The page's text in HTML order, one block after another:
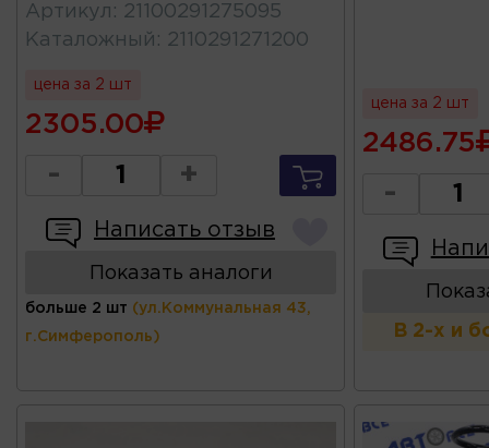
Артикул : 21100291275095
Каталожный : 2110291271200
цена за 2 шт
2305.00
- +
Написать отзыв
Показать аналоги
больше 2 шт (ул.Коммунальная 43,
г.Симферополь)
цена за 2 шт
2486.75
-
В 2-х и